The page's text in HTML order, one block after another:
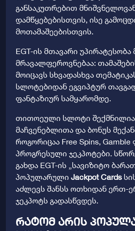
განსაკუთრებით
დამწყებებისთვის, ისე
მოთამაშეებისთვის.
EGT-ის მთავარი უპირატესობა
მრავალფეროვნებაა:
მოიცავს სხვადასხვა
სლოტებიდან ეგვიპტურ
ფანტაზიურ სამყარომდე.
თითოეული სლოტი შექმნილია
მაჩვენებლითა და ბონუს
როგორიცაა Free Spins, Gamble
პროგრესული ჯეკპოტები.
გახდა EGT-ის „სავიზიტო
პოპულარული Jackpot Cards
აძლევს შანსს ოთხიდან ერთ-
ჯეკპოტს გადასწვდეს.
რატომ არის